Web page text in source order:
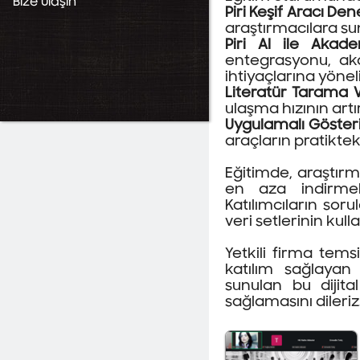
Değerlendirilmesi
DergiPark Akademik
Piri Keşif Aracı
araştırmacılara
Piri AI ile
entegrasyonu,
ihtiyaçlarına
Literatür Tarama
ulaşma hızının
Uygulamalı
araçların
Eğitimde,
en aza
Katılımcıların
veri setlerinin
Yetkili firma
katılım
sunulan bu dijital
sağlamasını